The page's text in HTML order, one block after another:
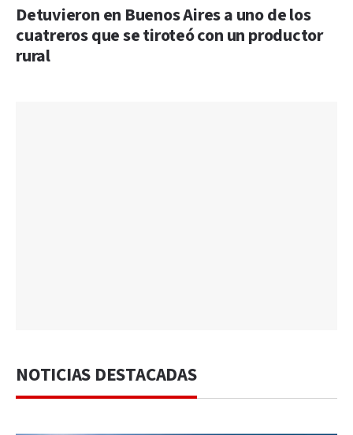
Detuvieron en Buenos Aires a uno de los
cuatreros que se tiroteó con un productor
rural
NOTICIAS DESTACADAS